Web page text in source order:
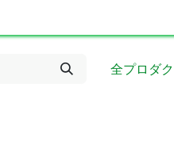
全プロダ